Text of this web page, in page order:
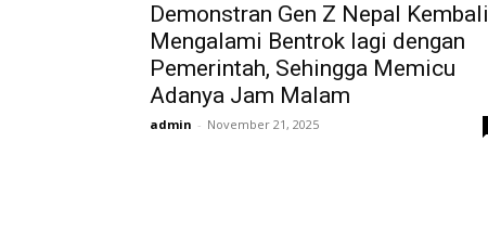
Demonstran Gen Z Nepal Kembali
Mengalami Bentrok lagi dengan
Pemerintah, Sehingga Memicu
Adanya Jam Malam
admin - November 21, 2025